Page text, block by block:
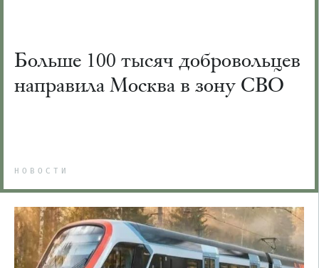
Больше 100 тысяч добровольцев
направила Москва в зону СВО
НОВОСТИ